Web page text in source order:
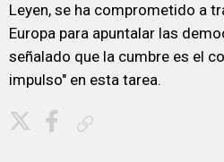
Leyen, se ha comprometido a
Europa para apuntalar las
señalado que la cumbre es el
impulso" en esta tarea.